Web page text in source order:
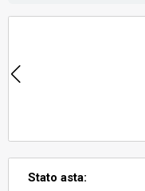
Stato asta: